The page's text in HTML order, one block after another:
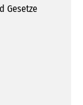
Gesetze